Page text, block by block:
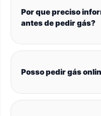
Por que preciso
antes de pedir gás?
Posso pedir gás